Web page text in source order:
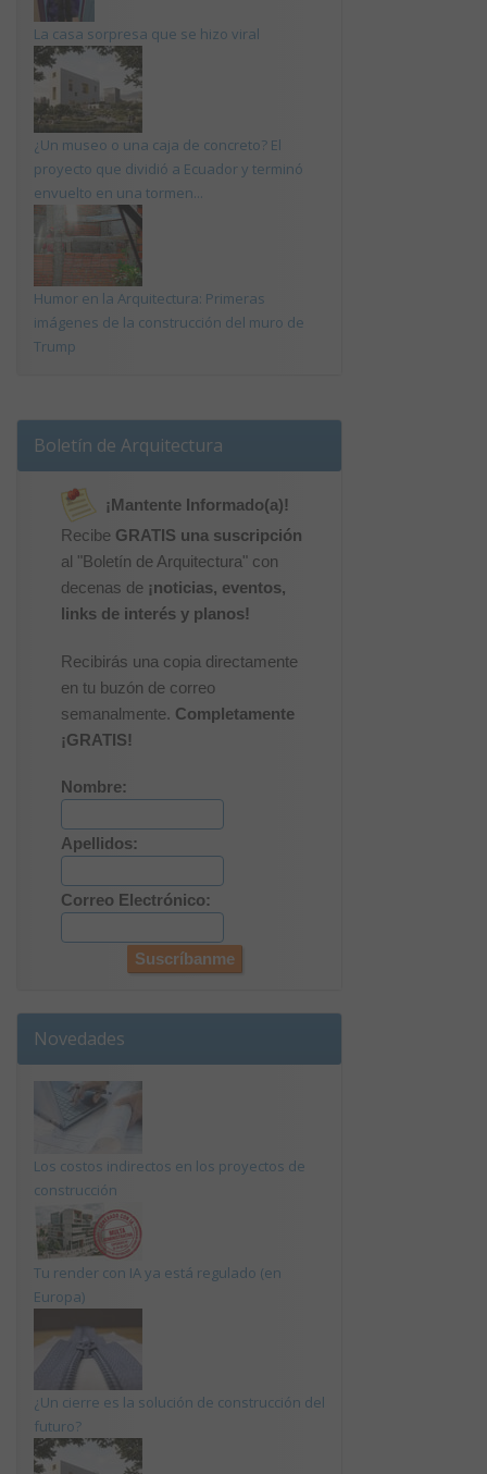
La casa sorpresa que se hizo viral
¿Un museo o una caja de concreto? El
proyecto que dividió a Ecuador y terminó
envuelto en una tormen...
Humor en la Arquitectura: Primeras
imágenes de la construcción del muro de
Trump
Boletín de Arquitectura
¡Mantente Informado(a)!
Recibe GRATIS una suscripción
al "Boletín de Arquitectura" con
decenas de ¡noticias, eventos,
links de interés y planos!
Recibirás una copia directamente
en tu buzón de correo
semanalmente. Completamente
¡GRATIS!
Nombre:
Apellidos:
Correo Electrónico:
Novedades
Los costos indirectos en los proyectos de
construcción
Tu render con IA ya está regulado (en
Europa)
¿Un cierre es la solución de construcción del
futuro?